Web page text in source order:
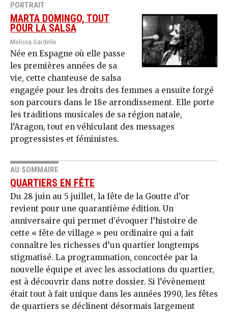
PORTRAIT
MARTA DOMINGO, TOUT
POUR LA SALSA
Melissa Gardelle
Née en Espagne où elle passe
les premières années de sa
vie, cette chanteuse de salsa
engagée pour les droits des femmes a ensuite forgé
son parcours dans le 18e arrondissement. Elle porte
les traditions musicales de sa région natale,
l’Aragon, tout en véhiculant des messages
progressistes et féministes.
AU SOMMAIRE
QUARTIERS EN FÊTE
Du 28 juin au 5 juillet, la fête de la Goutte d’or
revient pour une quarantième édition. Un
anniversaire qui permet d'évoquer l’histoire de
cette « fête de village » peu ordinaire qui a fait
connaître les richesses d’un quartier longtemps
stigmatisé. La programmation, concoctée par la
nouvelle équipe et avec les associations du quartier,
est à découvrir dans notre dossier. Si l’évènement
était tout à fait unique dans les années 1990, les fêtes
de quartiers se déclinent désormais largement